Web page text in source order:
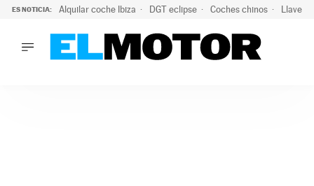
ES NOTICIA: Alquilar coche Ibiza DGT eclipse Coches chinos Llaves